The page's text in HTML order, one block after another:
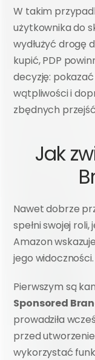
W takim
użytkownika do
wydłużyć drogę
kupić, PDP
decyzję:
wątpliwości i
zbędnych
Jak
Nawet dobrze
spełni swojej
Amazon
jego widoczności.
Pierwszym są
Sponsored
prowadziła
przed
wykorzystać